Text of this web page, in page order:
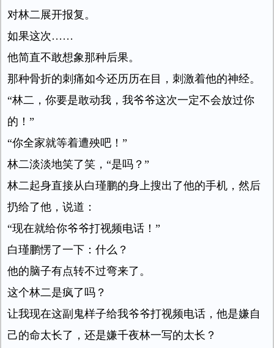
对林二展开报复。
如果这次……
他简直不敢想象那种后果。
那种骨折的刺痛如今还历历在目，刺激着他的神经。
“林二，你要是敢动我，我爷爷这次一定不会放过你
的！”
“你全家就等着遭殃吧！”
林二淡淡地笑了笑，“是吗？”
林二起身直接从白瑾鹏的身上搜出了他的手机，然后
扔给了他，说道：
“现在就给你爷爷打视频电话！”
白瑾鹏愣了一下：什么？
他的脑子有点转不过弯来了。
这个林二是疯了吗？
让我现在这副鬼样子给我爷爷打视频电话，他是嫌自
己的命太长了，还是嫌千夜林一写的太长？